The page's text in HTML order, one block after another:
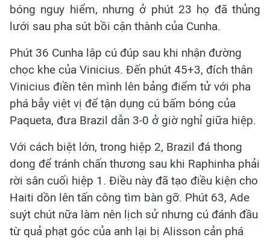
bóng nguy hiểm, nhưng ở phút 23 họ đã thủng
lưới sau pha sút bồi cận thành của Cunha.
Phút 36 Cunha lập cú đúp sau khi nhận đường
chọc khe của Vinicius. Đến phút 45+3, đích thân
Vinicius điền tên mình lên bảng điểm tử với pha
phá bẫy việt vị để tận dụng cú bấm bóng của
Paqueta, đưa Brazil dẫn 3-0 ở giờ nghỉ giữa hiệp.
Với cách biệt lớn, trong hiệp 2, Brazil đá thong
dong để tránh chấn thương sau khi Raphinha phải
rời sân cuối hiệp 1. Điều này đã tạo điều kiện cho
Haiti dồn lên tấn công tìm bàn gỡ. Phút 63, Ade
suýt chút nữa làm nên lịch sử nhưng cú đánh đầu
từ quả phạt góc của anh lại bị Alisson cản phá